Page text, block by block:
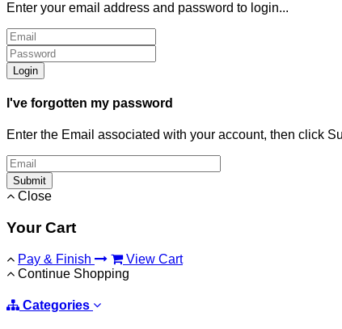
Enter your email address and password to login...
Login
I've forgotten my password
Enter the Email associated with your account, then click
Submit
Close
Your Cart
Pay & Finish
View Cart
Continue Shopping
Categories